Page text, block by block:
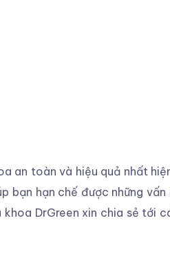
an toàn và hiệu quả nhất
bạn hạn chế được những
DrGreen xin chia sẻ tới